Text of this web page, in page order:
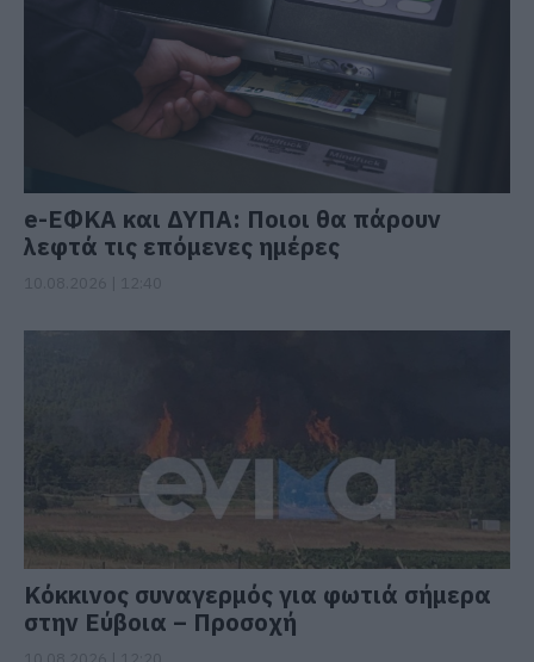
e-ΕΦΚΑ και ΔΥΠΑ: Ποιοι θα πάρουν
λεφτά τις επόμενες ημέρες
Κόκκινος συναγερμός για φωτιά σήμερα
στην Εύβοια – Προσοχή